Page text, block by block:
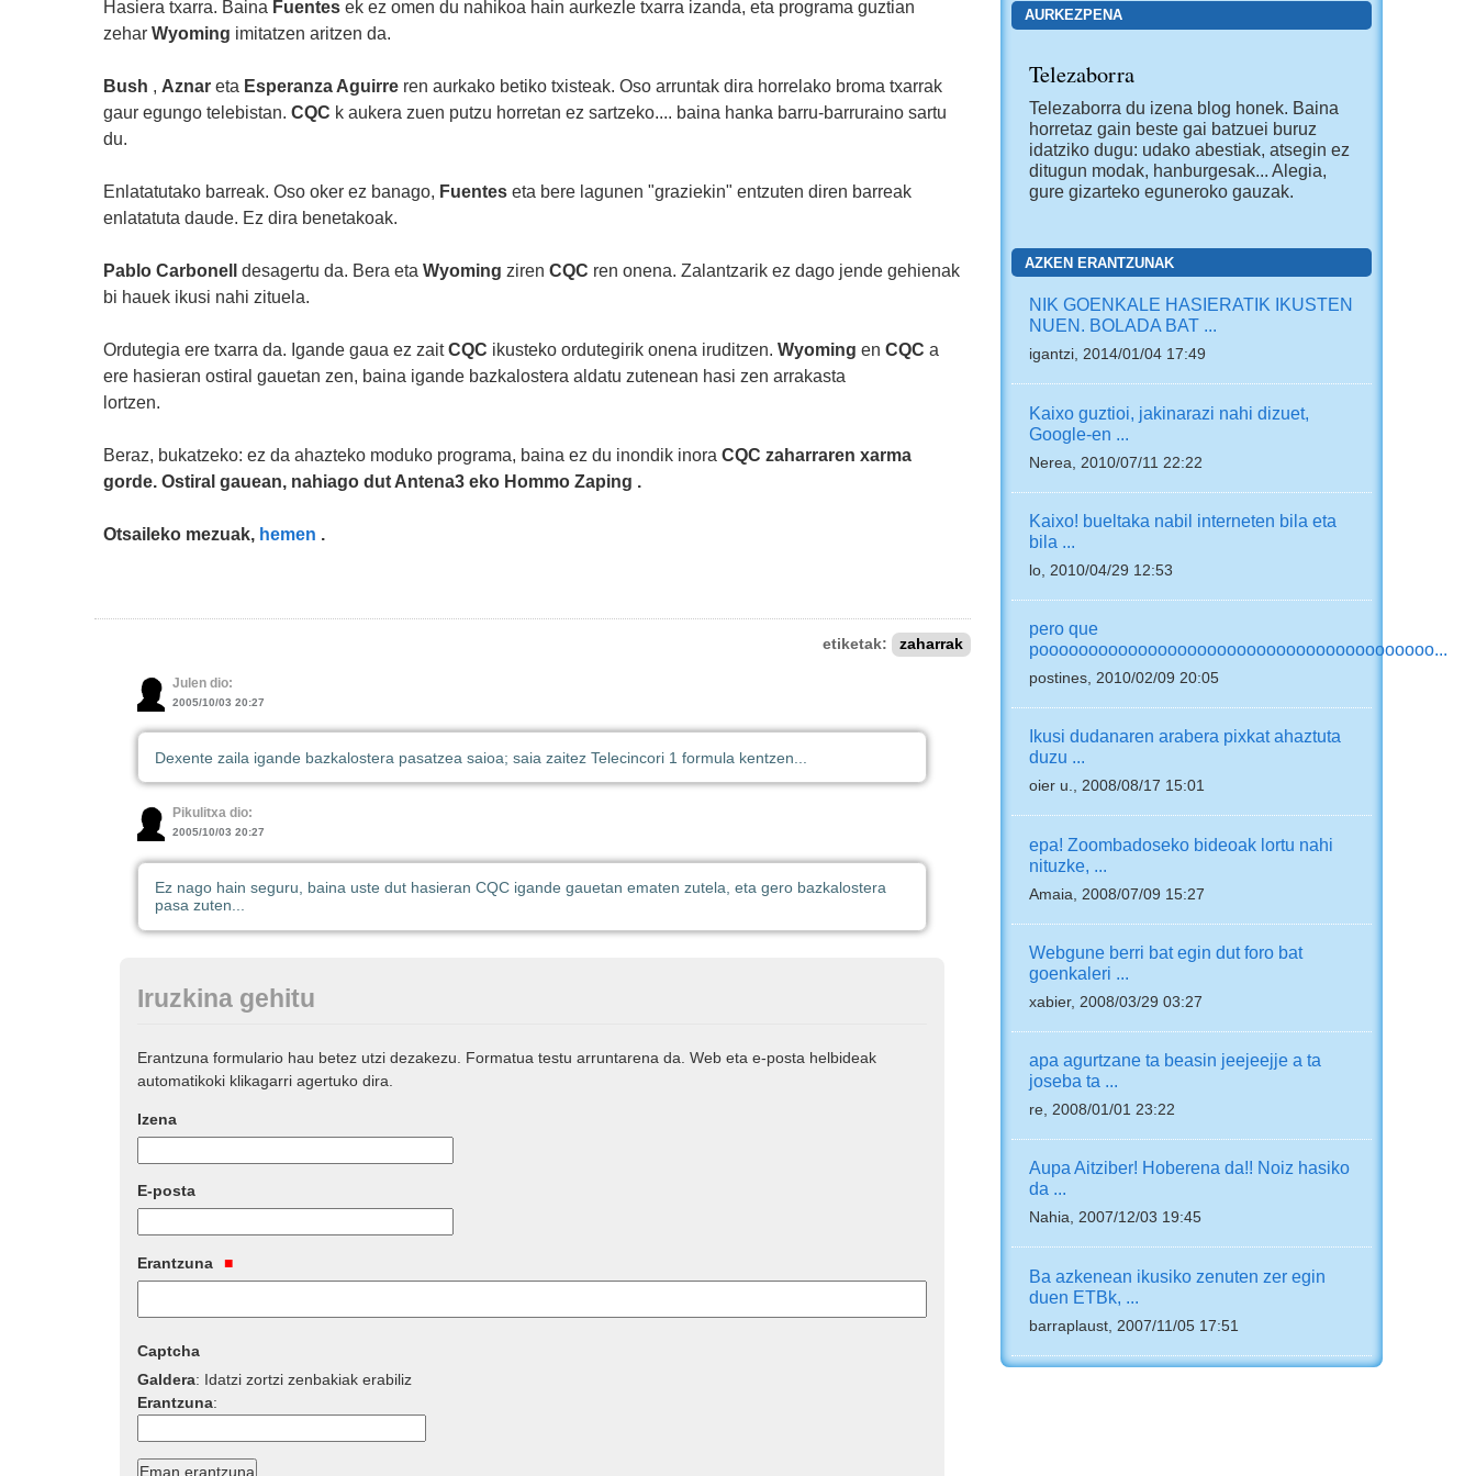
Hasiera txarra. Baina Fuentes ek ez omen du nahikoa hain aurkezle txarra izanda, eta programa guztian
zehar Wyoming imitatzen aritzen da.
Bush , Aznar eta Esperanza Aguirre ren aurkako betiko txisteak. Oso arruntak dira horrelako broma txarrak
gaur egungo telebistan. CQC k aukera zuen putzu horretan ez sartzeko.... baina hanka barru-barruraino sartu
du.
Enlatatutako barreak. Oso oker ez banago, Fuentes eta bere lagunen "graziekin" entzuten diren barreak
enlatatuta daude. Ez dira benetakoak.
Pablo Carbonell desagertu da. Bera eta Wyoming ziren CQC ren onena. Zalantzarik ez dago jende gehienak
bi hauek ikusi nahi zituela.
Ordutegia ere txarra da. Igande gaua ez zaitCQC ikusteko ordutegirik onena iruditzen. Wyoming en CQC a
ere hasieran ostiral gauetan zen, baina igande bazkalostera aldatu zutenean hasi zen arrakasta
lortzen.
Beraz, bukatzeko: ez da ahazteko moduko programa, baina ez du inondik inora CQC zaharraren xarma
gorde. Ostiral gauean, nahiago dut Antena3 eko Hommo Zaping .
Otsaileko mezuak, hemen .
etiketak: zaharrak
Julen dio:
2005/10/03 20:27
Dexente zaila igande bazkalostera pasatzea saioa; saia zaitez Telecincori 1 formula kentzen...
Pikulitxa dio:
2005/10/03 20:27
Ez nago hain seguru, baina uste dut hasieran CQC igande gauetan ematen zutela, eta gero bazkalostera
pasa zuten...
Iruzkina gehitu
Erantzuna formulario hau betez utzi dezakezu. Formatua testu arruntarena da. Web eta e-posta helbideak
automatikoki klikagarri agertuko dira.
Izena
E-posta
Erantzuna
Captcha
Galdera: Idatzi zortzi zenbakiak erabiliz
Erantzuna:
AURKEZPENA
Telezaborra
Telezaborra du izena blog honek. Baina
horretaz gain beste gai batzuei buruz
idatziko dugu: udako abestiak, atsegin ez
ditugun modak, hanburgesak... Alegia,
gure gizarteko eguneroko gauzak.
AZKEN ERANTZUNAK
NIK GOENKALE HASIERATIK IKUSTEN
NUEN. BOLADA BAT ...
igantzi, 2014/01/04 17:49
Kaixo guztioi, jakinarazi nahi dizuet,
Google-en ...
Nerea, 2010/07/11 22:22
Kaixo! bueltaka nabil interneten bila eta
bila ...
lo, 2010/04/29 12:53
pero que
poooooooooooooooooooooooooooooooooooooooo...
postines, 2010/02/09 20:05
Ikusi dudanaren arabera pixkat ahaztuta
duzu ...
oier u., 2008/08/17 15:01
epa! Zoombadoseko bideoak lortu nahi
nituzke, ...
Amaia, 2008/07/09 15:27
Webgune berri bat egin dut foro bat
goenkaleri ...
xabier, 2008/03/29 03:27
apa agurtzane ta beasin jeejeejje a ta
joseba ta ...
re, 2008/01/01 23:22
Aupa Aitziber! Hoberena da!! Noiz hasiko
da ...
Nahia, 2007/12/03 19:45
Ba azkenean ikusiko zenuten zer egin
duen ETBk, ...
barraplaust, 2007/11/05 17:51